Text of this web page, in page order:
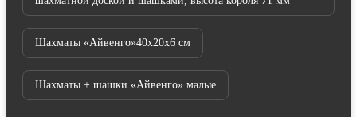
Шахматы «Айвенго»40х20х6 см
Шахматы + шашки «Айвенго» малые